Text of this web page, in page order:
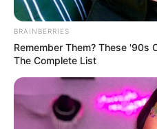
TAGS
ΚΕΑ
ΠΛΗΡΩΜΗ
BRAINBERRIES
Remember Them? These '90s
The Complete List